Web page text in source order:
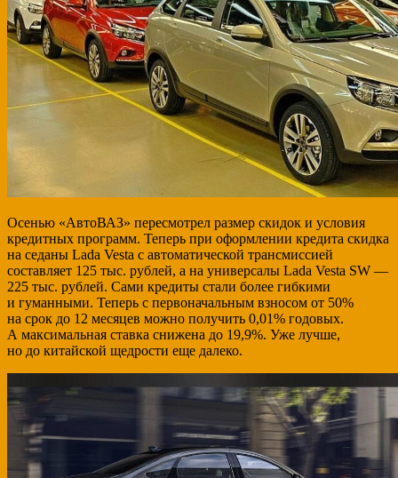
Осенью «АвтоВАЗ» пересмотрел размер скидок и условия
кредитных программ. Теперь при оформлении кредита скидка
на седаны Lada Vesta с автоматической трансмиссией
составляет 125 тыс. рублей, а на универсалы Lada Vesta SW —
225 тыс. рублей. Сами кредиты стали более гибкими
и гуманными. Теперь с первоначальным взносом от 50%
на срок до 12 месяцев можно получить 0,01% годовых.
А максимальная ставка снижена до 19,9%. Уже лучше,
но до китайской щедрости еще далеко.